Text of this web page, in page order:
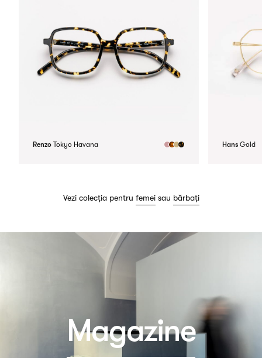
Renzo Tokyo Havana Hans Gold
Vezi colecția pentru femei sau bărbați
Magazine